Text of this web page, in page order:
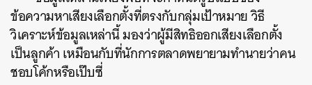
ข้อความหาเสียงเลือกตั้งที่ตรงกับกลุ่มเป้าหมาย วิธี
วิเคราะห์ข้อมูลเหล่านี้ มองว่าผู้มีสิทธิออกเสียงเลือกตั้ง
เป็นลูกค้า เหมือนกับที่นักการตลาดพยายามทำนายว่าคน
ชอบโค้กหรือเป๊บซี่